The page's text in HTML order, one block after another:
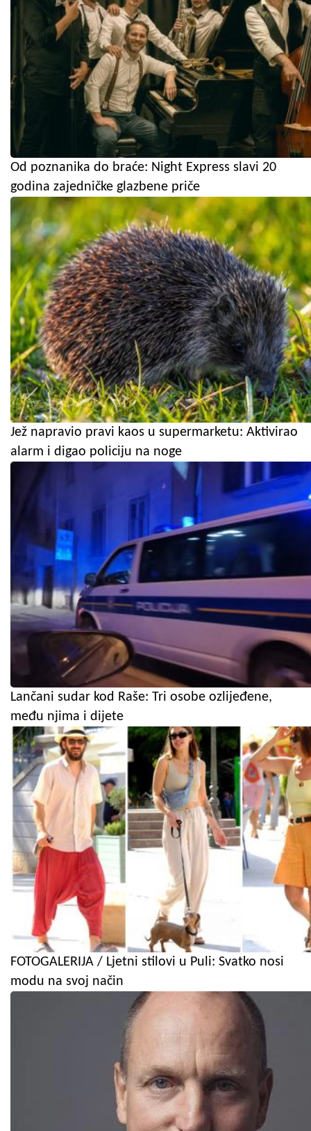
Od poznanika do braće: Night Express slavi 20
godina zajedničke glazbene priče
Jež napravio pravi kaos u supermarketu: Aktivirao
alarm i digao policiju na noge
Lančani sudar kod Raše: Tri osobe ozlijeđene,
među njima i dijete
FOTOGALERIJA / Ljetni stilovi u Puli: Svatko nosi
modu na svoj način